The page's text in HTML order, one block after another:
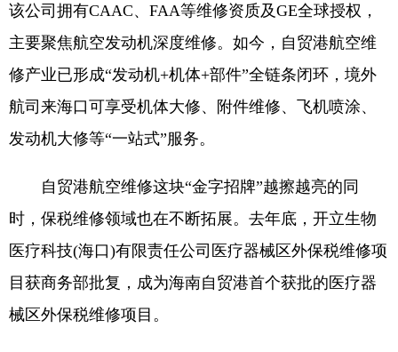
该公司拥有CAAC、FAA等维修资质及GE全球授权，
主要聚焦航空发动机深度维修。如今，自贸港航空维
修产业已形成“发动机+机体+部件”全链条闭环，境外
航司来海口可享受机体大修、附件维修、飞机喷涂、
发动机大修等“一站式”服务。
自贸港航空维修这块“金字招牌”越擦越亮的同
时，保税维修领域也在不断拓展。去年底，开立生物
医疗科技(海口)有限责任公司医疗器械区外保税维修项
目获商务部批复，成为海南自贸港首个获批的医疗器
械区外保税维修项目。